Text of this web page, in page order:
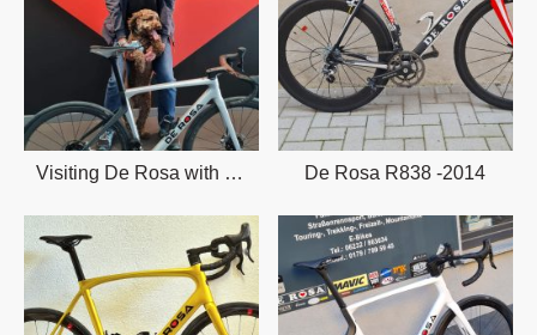
Visiting De Rosa with de Rosa. De Rosa R838 -2014